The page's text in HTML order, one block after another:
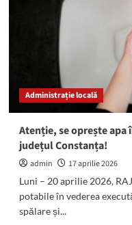
localitățile
Cobadin,
Viișoara
Administrație locală
Atenție, se oprește apa
județul Constanța!
admin
17 aprilie 2026
Luni – 20 aprilie 2026,
potabile în vederea
spălare și...